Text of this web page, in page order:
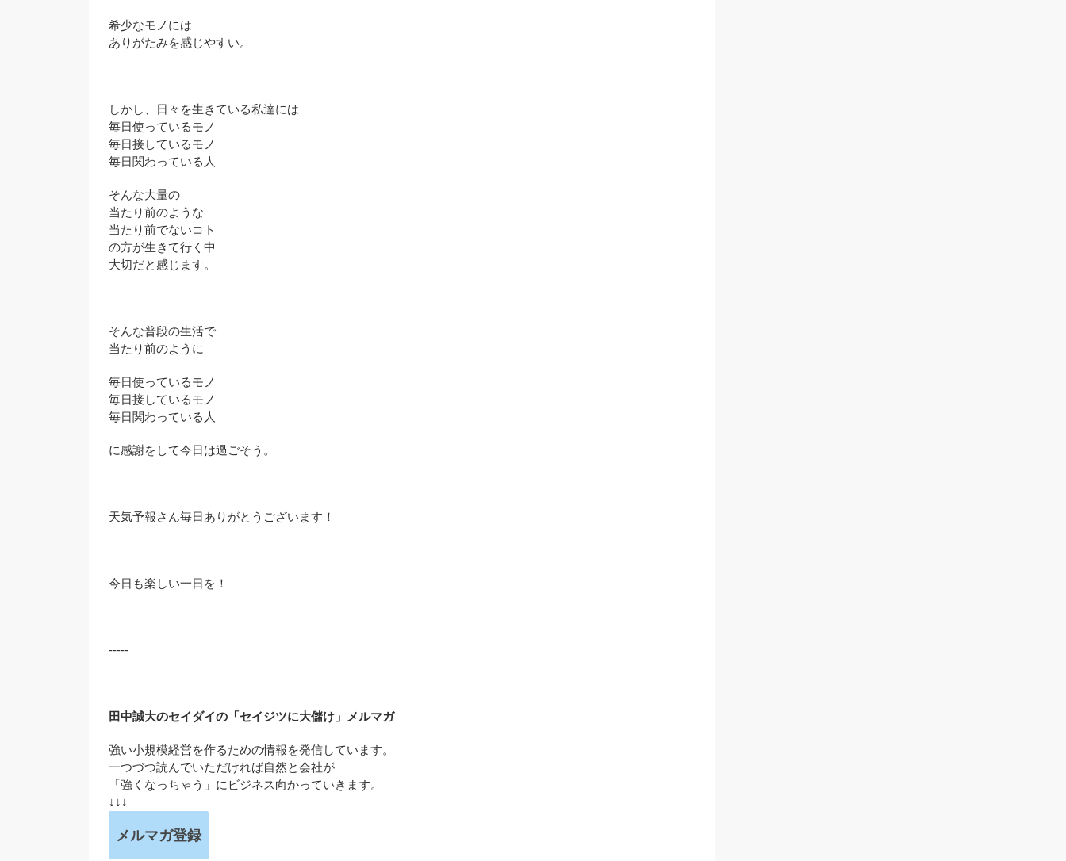
希少なモノには
ありがたみを感じやすい。
しかし、日々を生きている私達には
毎日使っているモノ
毎日接しているモノ
毎日関わっている人
そんな大量の
当たり前のような
当たり前でないコト
の方が生きて行く中
大切だと感じます。
そんな普段の生活で
当たり前のように
毎日使っているモノ
毎日接しているモノ
毎日関わっている人
に感謝をして今日は過ごそう。
天気予報さん毎日ありがとうございます！
今日も楽しい一日を！
-----
田中誠大のセイダイの「セイジツに大儲け」メルマガ
強い小規模経営を作るための情報を発信しています。
一つづつ読んでいただければ自然と会社が
「強くなっちゃう」にビジネス向かっていきます。
↓↓↓
メルマガ登録